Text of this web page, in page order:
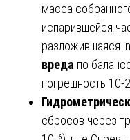
масса
испарившейся
разложившаяся
вреда по
погрешность 10-
сбросов через